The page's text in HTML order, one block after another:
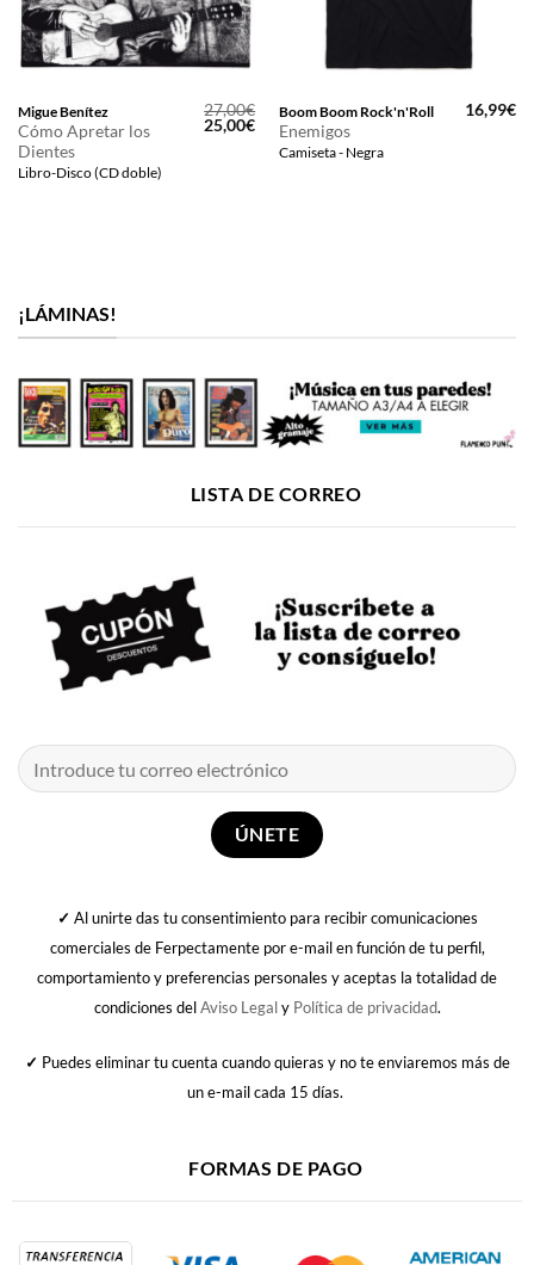
Migue Benítez
Cómo Apretar los
Dientes
Libro-Disco (CD doble)
27,00€
El
precio
25,00€El
precio
actual
Boom Boom Rock'n'Roll
Enemigos
Camiseta - Negra
16,99€
¡LÁMINAS!
LISTA DE CORREO
✓ Al unirte das tu consentimiento para recibir comunicaciones
comerciales de Ferpectamente por e-mail en función de tu perfil,
comportamiento y preferencias personales y aceptas la totalidad de
condiciones delAviso Legaly Política de privacidad.
✓ Puedes eliminar tu cuenta cuando quieras y no te enviaremos más de
un e-mail cada 15 días.
FORMAS DE PAGO